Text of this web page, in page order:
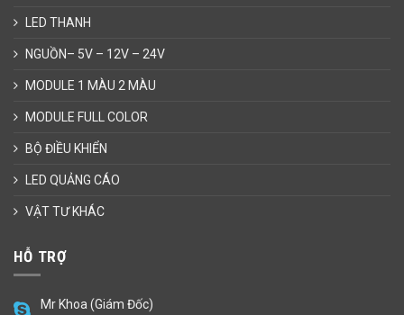
LED THANH
NGUỒN– 5V – 12V – 24V
MODULE 1 MÀU 2 MÀU
MODULE FULL COLOR
BỘ ĐIỀU KHIỂN
LED QUẢNG CÁO
VẬT TƯ KHÁC
HỖ TRỢ
Mr Khoa (Giám Đốc)